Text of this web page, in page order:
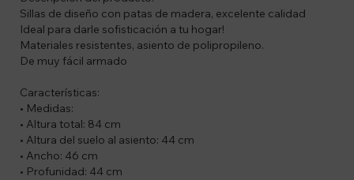
Sillas de diseño con patas de madera, excelente calidad
Ideal para darle sofisticación a tu hogar!
Materiales resistentes, asiento de polipropileno.
De muy fácil armado
Características:
• Medidas:
• Altura total: 84 cm
• Altura del suelo al asiento: 44 cm
• Ancho: 46 cm
• Profunidad: 44 cm